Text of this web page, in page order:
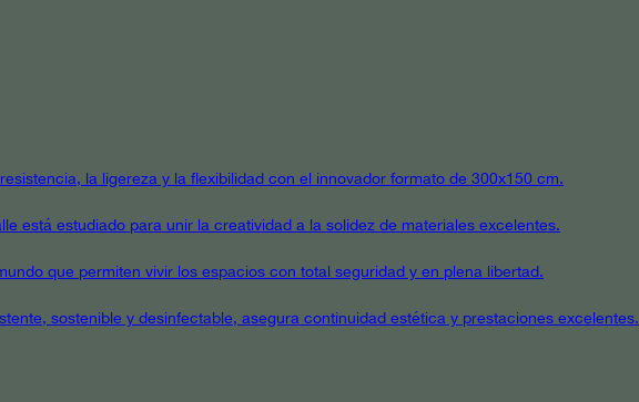
la ligereza y la flexibilidad con el innovador formato de 300x150 cm.
está estudiado para unir la creatividad a la solidez de materiales excelentes.
que permiten vivir los espacios con total seguridad y en plena libertad.
sostenible y desinfectable, asegura continuidad estética y prestaciones excelentes.